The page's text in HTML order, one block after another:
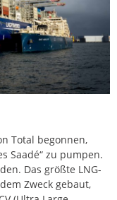
Total begonnen,
Saadé“ zu pumpen.
Das größte LNG-
Zweck gebaut,